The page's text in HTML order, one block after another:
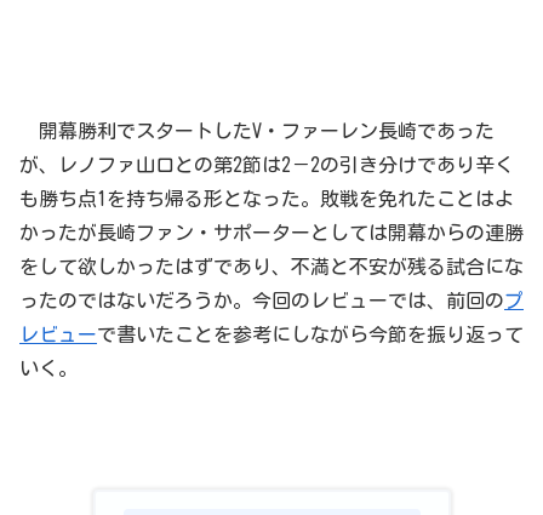
開幕勝利でスタートしたV・ファーレン長崎であった
が、レノファ山口との第2節は2－2の引き分けであり辛く
も勝ち点1を持ち帰る形となった。敗戦を免れたことはよ
かったが長崎ファン・サポーターとしては開幕からの連勝
をして欲しかったはずであり、不満と不安が残る試合にな
ったのではないだろうか。今回のレビューでは、前回のプ
レビューで書いたことを参考にしながら今節を振り返って
いく。